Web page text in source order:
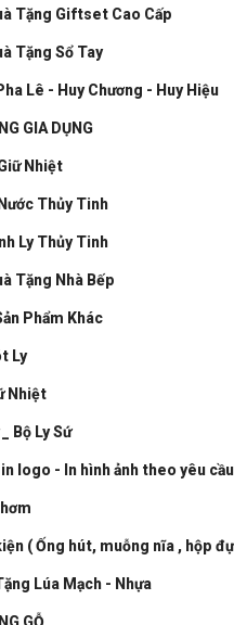
Tặng Giftset Cao Cấp
Tặng Sổ Tay
Lê - Huy Chương - Huy Hiệu
GIA DỤNG
Nhiệt
Thủy Tinh
Ly Thủy Tinh
Tặng Nhà Bếp
Phẩm Khác
Ly
Nhiệt
_ Bộ Ly Sứ
in logo - In hình ảnh theo yêu
( Ống hút, muỗng nĩa , hộp
Lúa Mạch - Nhựa